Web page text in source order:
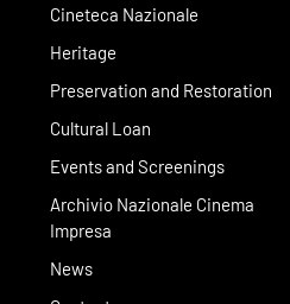
Cineteca Nazionale
Heritage
Preservation and Restoration
Cultural Loan
Events and Screenings
Archivio Nazionale Cinema
Impresa
News